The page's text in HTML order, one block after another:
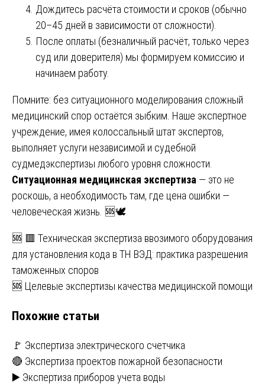
Дождитесь расчёта стоимости и сроков (обычно
20–45 дней в зависимости от сложности).
После оплаты (безналичный расчёт, только через
суд или доверителя) мы формируем комиссию и
начинаем работу.
Помните: без ситуационного моделирования сложный
медицинский спор остаётся зыбким. Наше экспертное
учреждение, имея колоссальный штат экспертов,
выполняет услуги независимой и судебной
судмедэкспертизы любого уровня сложности.
Ситуационная медицинская экспертиза — это не
роскошь, а необходимость там, где цена ошибки —
человеческая жизнь. 🆘🕊️
Навигация
по
записям
🆘 🟥 Техническая экспертиза ввозимого оборудования
для установления кода в ТН ВЭД: практика разрешения
таможенных споров
🆘 Целевые экспертизы качества медицинской помощи
Похожие статьи
🚩 Экспертиза электрического счетчика
🔴 Экспертиза проектов пожарной безопасности
▶️ Экспертиза приборов учета воды